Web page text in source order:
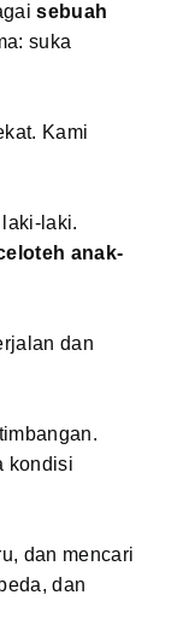
sebuah
suka
Kami
laki.
anak-
dan
kondisi
dan mencari
dan